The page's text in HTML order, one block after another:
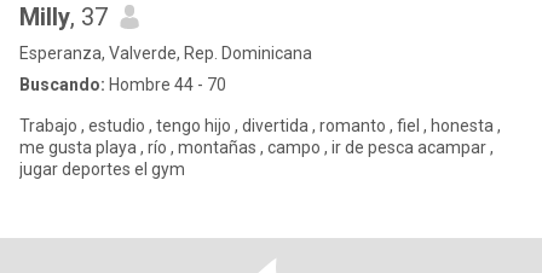
Milly, 37
Esperanza, Valverde, Rep. Dominicana
Buscando: Hombre 44 - 70
Trabajo , estudio , tengo hijo , divertida , romanto , fiel , honesta ,
me gusta playa , río , montañas , campo , ir de pesca acampar ,
jugar deportes el gym